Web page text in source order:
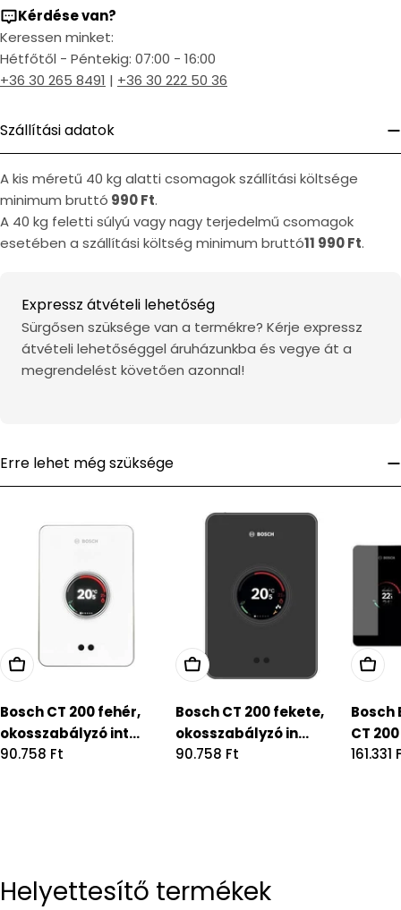
Kérdése van?
Keressen minket:
Hétfőtől - Péntekig: 07:00 - 16:00
+36 30 265 8491 | +36 30 222 50 36
Szállítási adatok
A kis méretű 40 kg alatti csomagok szállítási költsége
minimum bruttó 990 Ft.
A 40 kg feletti súlyú vagy nagy terjedelmű csomagok
esetében a szállítási költség minimum bruttó11 990 Ft.
Expressz átvételi lehetőség
Sürgősen szüksége van a termékre? Kérje expressz
átvételi lehetőséggel áruházunkba és vegye át a
megrendelést követően azonnal!
Erre lehet még szüksége
Bosch CT 200 fehér,
okosszabályzó int...
Regular
90.758 Ft
Bosch CT 200 fekete,
okosszabályzó in...
Regular
90.758 Ft
Bosch
CT
161.331
Helyettesítő termékek